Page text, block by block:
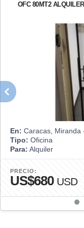
OFC 80MT2
En: Caracas, Miranda
Tipo: Oficina
Para: Alquiler
PRECIO:
US$680 USD